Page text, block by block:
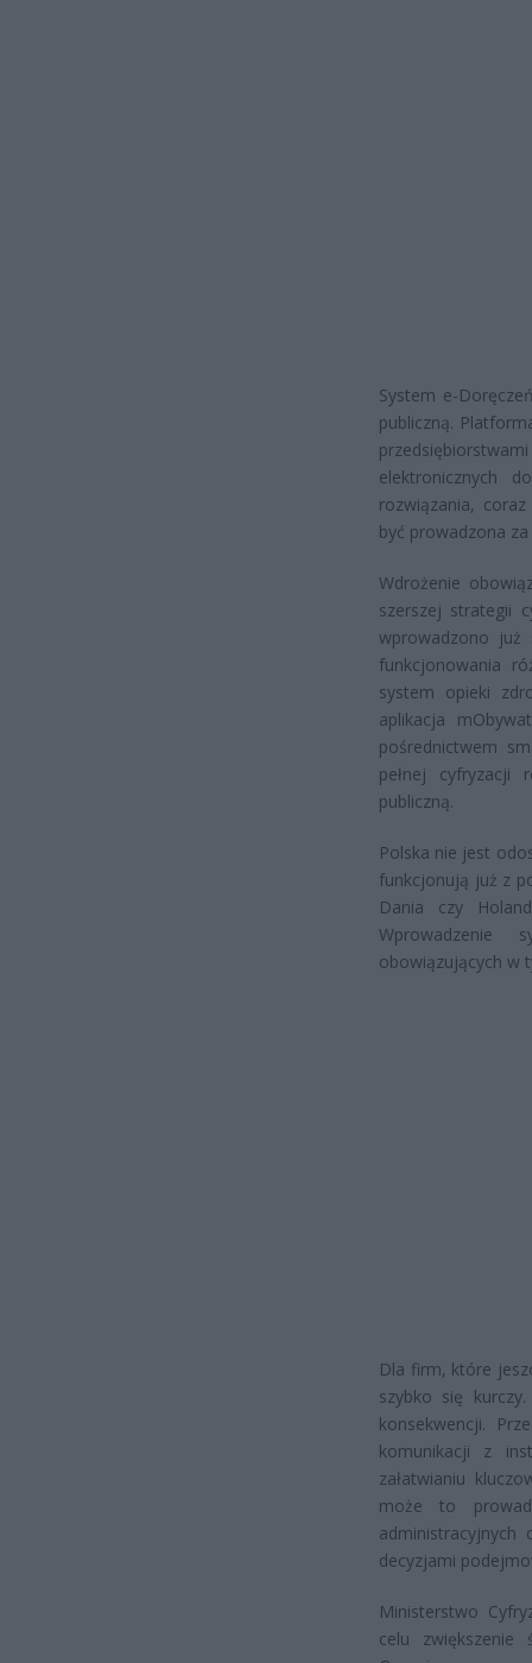
System e-
publiczną.
elektronicznych
rozwiązania,
być prowadzona
Wdrożenie
szerszej strategii
wprowadzono już
funkcjonowania
system opieki
aplikacja
pośrednictwem
pełnej cyfryzacji
publiczną.
Polska nie jest
funkcjonują już z
Dania czy
Wprowadzenie
obowiązujących w
Dla firm, które
szybko się
konsekwencji.
komunikacji z
załatwianiu
może to
decyzjami
Ministerstwo
celu zwiększenie